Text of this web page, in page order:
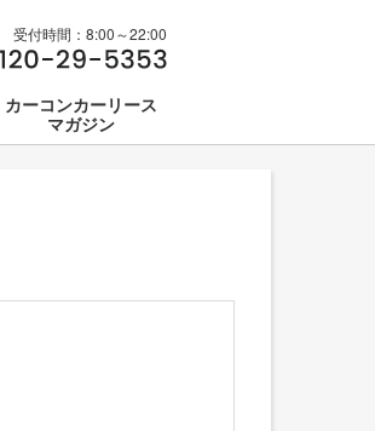
受付時間：8:00～22:00
カーコンカーリース
マガジン